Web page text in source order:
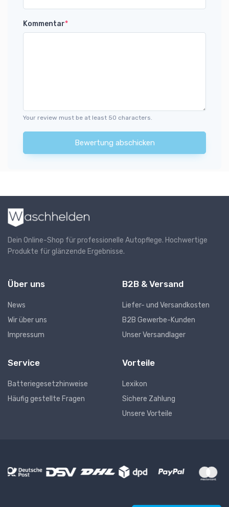
Kommentar*
Your review must be at least 50 characters.
Bewertung abschicken
Dein Online-Shop für professionelle Autopflege. Hochwertige
Produkte für glänzende Ergebnisse.
Über uns
News
Wir über uns
Impressum
B2B & Versand
Liefer- und Versandkosten
B2B Gewerbe-Kunden
Unser Versandlager
Service
Batteriegesetzhinweise
Häufig gestellte Fragen
Vorteile
Lexikon
Sichere Zahlung
Unsere Vorteile